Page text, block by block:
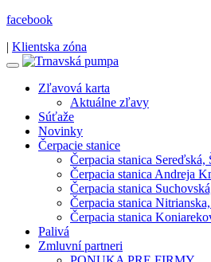
facebook
| Klientska zóna
Zľavová karta
Aktuálne zľavy
Súťaže
Novinky
Čerpacie stanice
Čerpacia stanica Sereďská,
Čerpacia stanica Andreja
Čerpacia stanica
Čerpacia stanica
Čerpacia stanica
Palivá
Zmluvní partneri